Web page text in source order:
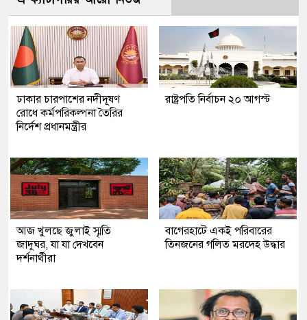
ঢাকার চারপাশের নদীদূষণ
রোধে কর্মপরিকল্পনা তৈরির
নির্দেশ প্রধানমন্ত্রীর
রাষ্ট্রপতি নির্বাচন ২০ আগস্ট
আজ খুলছে জুলাই স্মৃতি
জাদুঘর, যা যা দেখবেন
দর্শনার্থীরা
‎বাগেরহাটে একই পরিবারের
তিনজনের গলিত মরদেহ উদ্ধার